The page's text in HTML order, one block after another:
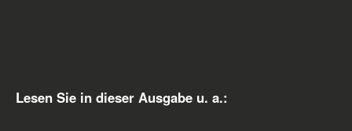
Lesen Sie in dieser Ausgabe u. a.: